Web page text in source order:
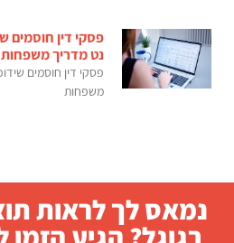
פסקי דין חוסמים
נט מדריך
פסקי דין חוסמים
משפחות
נמאס לך לראות